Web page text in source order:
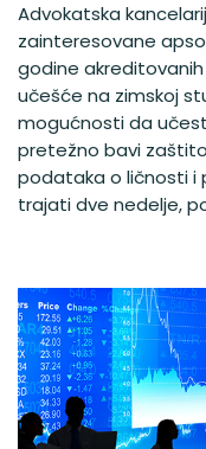
Advokatska
zainteresovane
godine
učešće na zimskoj
mogućnosti da
pretežno bavi
podataka o ličnosti i
trajati dve nedelje,